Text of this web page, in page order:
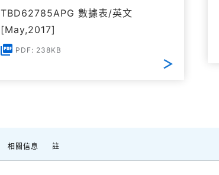
TBD62785APG 數據表/英文
[May,2017]
PDF: 238KB
相關信息 註